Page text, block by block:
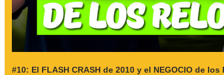
#10: El FLASH CRASH de 2010 y el NEGOCIO de los